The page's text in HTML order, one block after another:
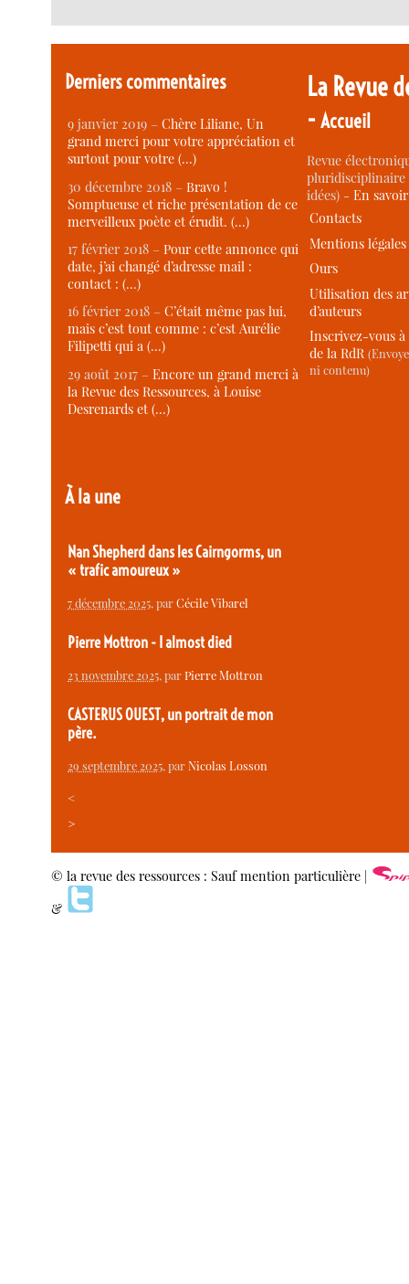
Derniers commentaires
9 janvier 2019 –Chère Liliane, Un
grand merci pour votre appréciation et
surtout pour votre (…)
30 décembre 2018 –Bravo !
Somptueuse et riche présentation de ce
merveilleux poète et érudit. (…)
17 février 2018 –Pour cette annonce qui
date, j’ai changé d’adresse mail :
contact : (…)
16 février 2018 –C’était même pas lui,
mais c’est tout comme : c’est Aurélie
Filipetti qui a (…)
29 août 2017 –Encore un grand merci à
la Revue des Ressources, à Louise
Desrenards et (…)
À la une
Nan Shepherd dans les Cairngorms, un
« trafic amoureux »
7 décembre 2025, parCécile Vibarel
Pierre Mottron - I almost died
23 novembre 2025, parPierre Mottron
CASTERUS OUEST, un portrait de mon
père.
29 septembre 2025, parNicolas Losson
<
>
La Revue
-Accueil
Revue
idées) -En
Contacts
Mentions légales
Ours
Utilisation des
d’auteurs
Inscrivez-vous
de la RdR
ni contenu)
© la revue des ressources : Sauf mention particulière |
&